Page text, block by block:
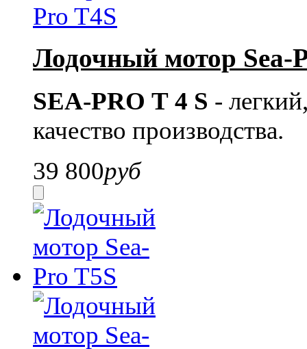
Лодочный мотор Sea-
SEA-PRO Т 4 S -
качество производства.
39 800руб